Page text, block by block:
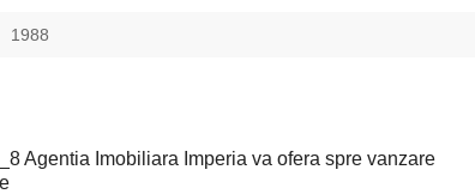
1988
Agentia Imobiliara Imperia va ofera spre vanzare